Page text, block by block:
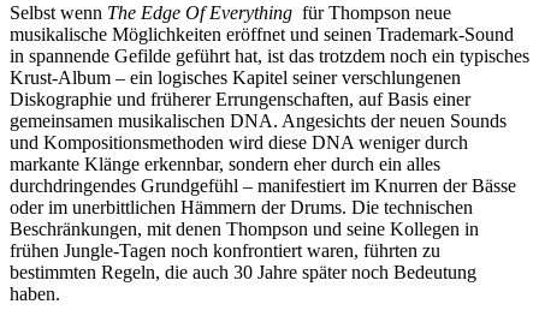
Selbst wenn The Edge Of Everything für Thompson neue
musikalische Möglichkeiten eröffnet und seinen Trademark-Sound
in spannende Gefilde geführt hat, ist das trotzdem noch ein typisches
Krust-Album – ein logisches Kapitel seiner verschlungenen
Diskographie und früherer Errungenschaften, auf Basis einer
gemeinsamen musikalischen DNA. Angesichts der neuen Sounds
und Kompositionsmethoden wird diese DNA weniger durch
markante Klänge erkennbar, sondern eher durch ein alles
durchdringendes Grundgefühl – manifestiert im Knurren der Bässe
oder im unerbittlichen Hämmern der Drums. Die technischen
Beschränkungen, mit denen Thompson und seine Kollegen in
frühen Jungle-Tagen noch konfrontiert waren, führten zu
bestimmten Regeln, die auch 30 Jahre später noch Bedeutung
haben.